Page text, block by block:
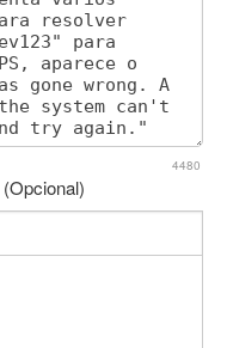
4480
(Opcional)